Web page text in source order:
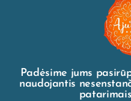
Padėsime jums
naudojantis